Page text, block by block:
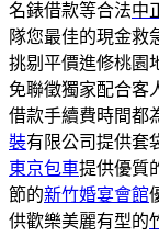
名錶借款等合法中
隊您最佳的現金救
挑剔平價進修桃園
免聯徵獨家配合客
借款手續費時間都
裝有限公司提供套
東京包車提供優質
節的新竹婚宴會館
供歡樂美麗有型的